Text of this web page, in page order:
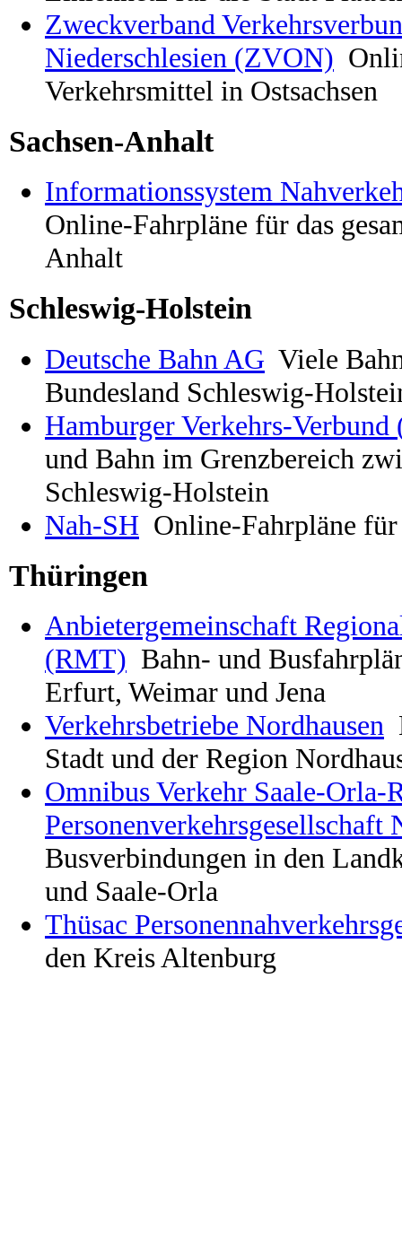
Zweckverband
Niederschlesien (ZVON)
Verkehrsmittel in Ostsachsen
Sachsen-Anhalt
Informationssystem
Online-Fahrpläne für das
Anhalt
Schleswig-Holstein
Deutsche Bahn AG Viele
Bundesland Schleswig-
Hamburger Verkehrs-
und Bahn im Grenzbereich
Schleswig-Holstein
Nah-SH Online-Fahrpläne für
Thüringen
Anbietergemeinschaft
(RMT) Bahn- und
Erfurt, Weimar und Jena
Verkehrsbetriebe Nordhausen
Stadt und der Region
Omnibus Verkehr Saale-Orla-
Personenverkehrsgesellschaft
Busverbindungen in den
und Saale-Orla
Thüsac
den Kreis Altenburg